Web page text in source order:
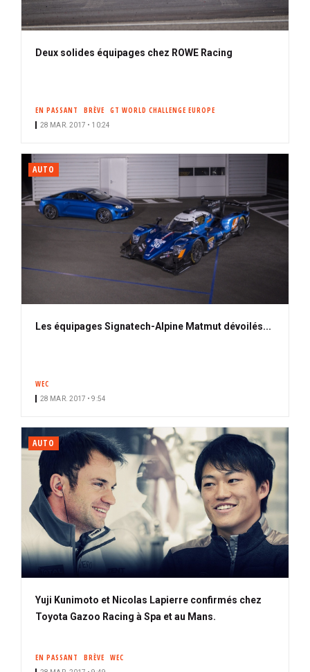
Deux solides équipages chez ROWE Racing
EN PASSANT BRÈVE GT WORLD CHALLENGE EUROPE
28 MAR. 2017 • 10:24
AUTO
Les équipages Signatech-Alpine Matmut dévoilés...
WEC
28 MAR. 2017 • 9:54
AUTO
Yuji Kunimoto et Nicolas Lapierre confirmés chez
Toyota Gazoo Racing à Spa et au Mans.
EN PASSANT BRÈVE WEC